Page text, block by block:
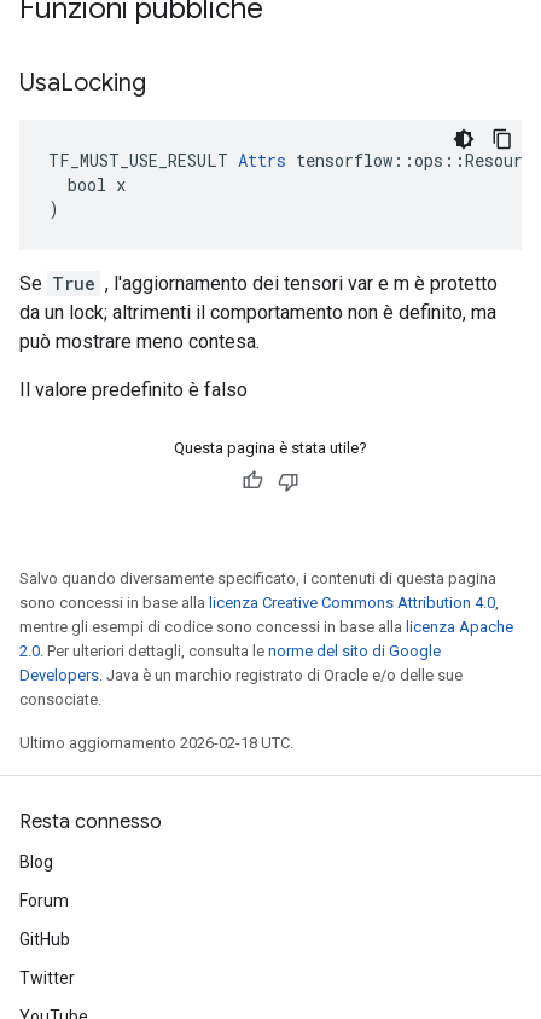
Funzioni pubbliche
UsaLocking
TF_MUST_USE_RESULT Attrs
  bool x
)
Se True , l'aggiornamento dei tensori var e m è protetto
da un lock; altrimenti il ​​comportamento non è definito, ma
può mostrare meno contesa.
Il valore predefinito è falso
Questa pagina è stata utile?
Salvo quando diversamente specificato, i contenuti di questa pagina
sono concessi in base alla licenza Creative Commons Attribution 4.0,
mentre gli esempi di codice sono concessi in base alla licenza Apache
2.0. Per ulteriori dettagli, consulta le norme del sito di Google
Developers. Java è un marchio registrato di Oracle e/o delle sue
consociate.
Ultimo aggiornamento 2026-02-18 UTC.
Resta connesso
Blog
Forum
GitHub
Twitter